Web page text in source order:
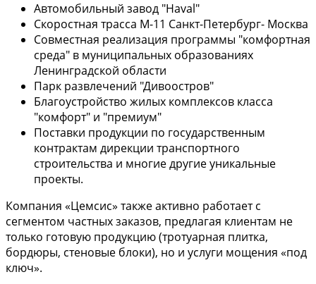
Автомобильный завод "Haval"
Скоростная трасса M-11 Cанкт-Петербург- Москва
Совместная реализация программы "комфортная
среда" в муниципальных образованиях
Ленинградской области
Парк развлечений "Дивоостров"
Благоустройство жилых комплексов класса
"комфорт" и "премиум"
Поставки продукции по государственным
контрактам дирекции транспортного
строительства и многие другие уникальные
проекты.
Компания «Цемсис» также активно работает с
сегментом частных заказов, предлагая клиентам не
только готовую продукцию (тротуарная плитка,
бордюры, стеновые блоки), но и услуги мощения «под
ключ».